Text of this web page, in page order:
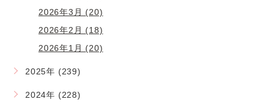
2026年3月 (20)
2026年2月 (18)
2026年1月 (20)
2025年 (239)
2024年 (228)